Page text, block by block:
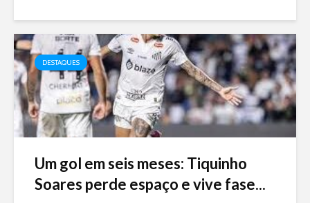
DESTAQUES
Um gol em seis meses: Tiquinho
Soares perde espaço e vive fase...